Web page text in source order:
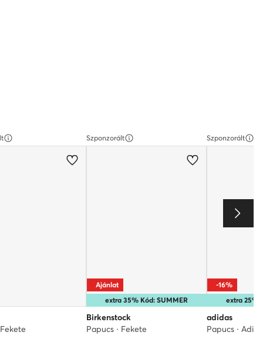
Szponzorált
extra 35% Kód: SUMMER
Ajánlat
Birkenstock
Papucs · Fekete
Szponzorált
extra 25%
-16%
adidas